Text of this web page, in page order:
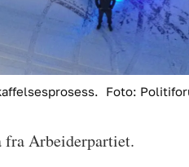
Foto:
fra Arbeiderpartiet.